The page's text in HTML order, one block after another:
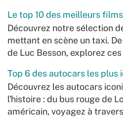
Le top 10 des meilleurs
Découvrez notre sélection
mettant en scène un taxi.
de Luc Besson, explorez
Top 6 des autocars les plus
Découvrez les autocars
l'histoire : du bus rouge de
américain, voyagez à